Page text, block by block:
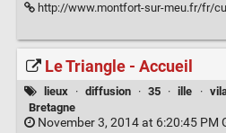
http://www.montfort-sur-meu.fr/fr/
Le Triangle - Accueil
lieux · diffusion · 35 · ille ·
Bretagne
November 3, 2014 at 6:20:45 PM